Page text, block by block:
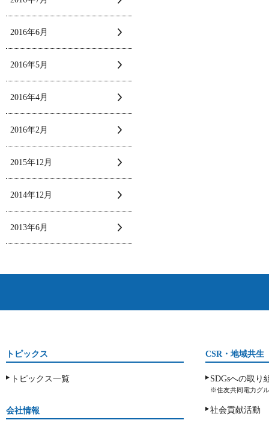
2016年6月
2016年5月
2016年4月
2016年2月
2015年12月
2014年12月
2013年6月
トピックス
トピックス一覧
会社情報
CSR・地域共生
SDGsへの取り
※住友共同電力グ
社会貢献活動